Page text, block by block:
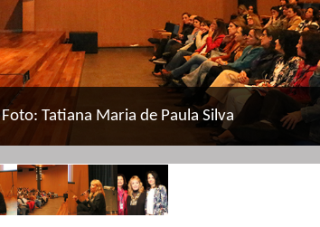
Foto: Tatiana Maria de Paula Silva